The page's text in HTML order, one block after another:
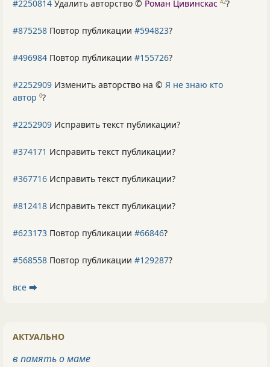
#2250814 Удалить авторство © Роман Цивинскас 42?
#875258 Повтор публикации #594823?
#496984 Повтор публикации #155726?
#2252909 Изменить авторство на © Я не знаю кто
автор 0?
#2252909 Исправить текст публикации?
#374171 Исправить текст публикации?
#367716 Исправить текст публикации?
#812418 Исправить текст публикации?
#623173 Повтор публикации #66846?
#568558 Повтор публикации #129287?
все ⮕
АКТУАЛЬНО
в память о маме